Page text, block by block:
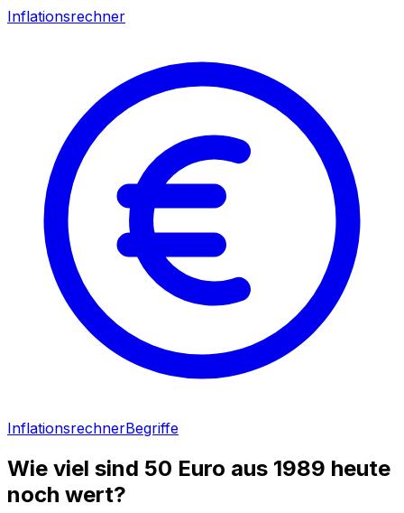
Inflationsrechner
InflationsrechnerBegriffe
Wie viel sind 50 Euro aus 1989 heute
noch wert?